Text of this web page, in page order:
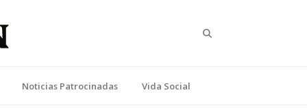
Noticias Patrocinadas Vida Social